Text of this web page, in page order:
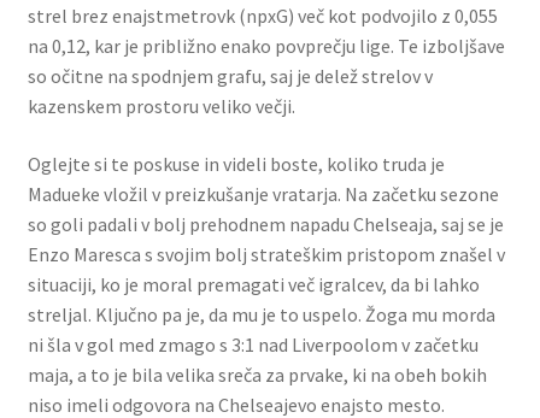
strel brez enajstmetrovk (npxG) več kot podvojilo z 0,055
na 0,12, kar je približno enako povprečju lige. Te izboljšave
so očitne na spodnjem grafu, saj je delež strelov v
kazenskem prostoru veliko večji.
Oglejte si te poskuse in videli boste, koliko truda je
Madueke vložil v preizkušanje vratarja. Na začetku sezone
so goli padali v bolj prehodnem napadu Chelseaja, saj se je
Enzo Maresca s svojim bolj strateškim pristopom znašel v
situaciji, ko je moral premagati več igralcev, da bi lahko
streljal. Ključno pa je, da mu je to uspelo. Žoga mu morda
ni šla v gol med zmago s 3:1 nad Liverpoolom v začetku
maja, a to je bila velika sreča za prvake, ki na obeh bokih
niso imeli odgovora na Chelseajevo enajsto mesto.